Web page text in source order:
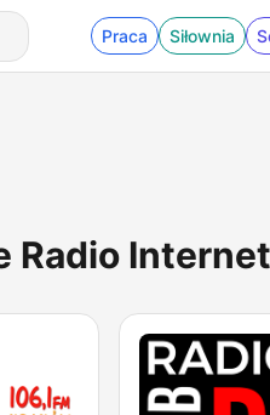
Praca Siłownia
Radio